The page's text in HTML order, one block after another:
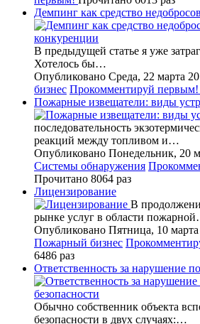
Демпинг как средство
В предыдущей статье я уже
Хотелось бы…
Опубликовано Среда, 22 марта
бизнес Прокомментируй первым!
Пожарные извещатели: виды
последовательность
реакций между топливом и…
Опубликовано Понедельник, 20
Системы обнаружения
Прочитано 8064 раз
Лицензирование
В
рынке услуг в области
Опубликовано Пятница, 10
Пожарный бизнес
6486 раз
Ответственность за нарушение
Обычно собственник объекта
безопасности в двух случаях:…